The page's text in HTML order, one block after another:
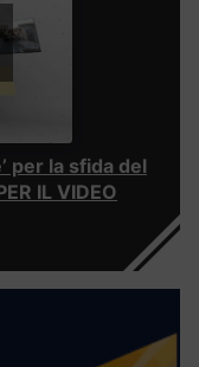
per la sfida del
IL VIDEO